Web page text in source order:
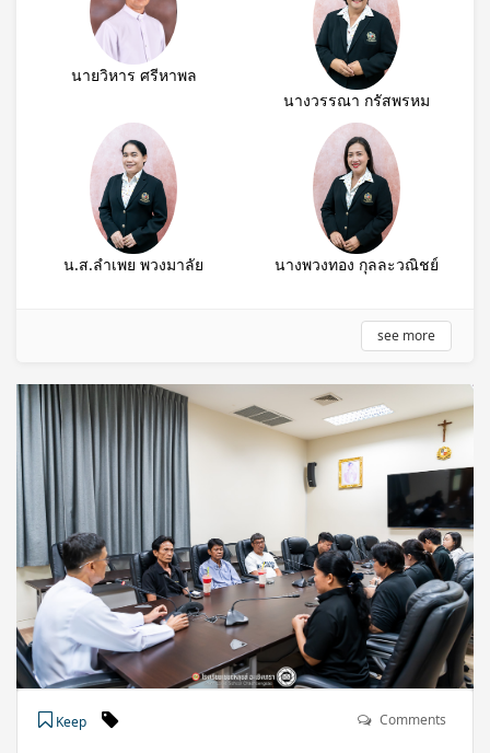
นายวิหาร ศรีหาพล
นางวรรณา กรัสพรหม
น.ส.ลำเพย พวงมาลัย นางพวงทอง กุลละวณิชย์
see more
Keep Comments